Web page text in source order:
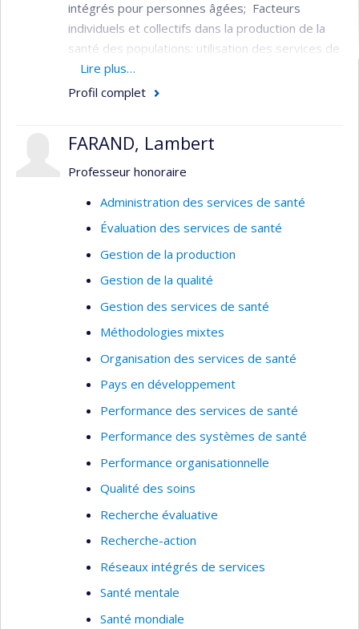
intégrés pour personnes âgées; Facteurs
individuels et collectifs dans la production de la
santé des populations: utilisation des services de
santé, services aux personnes âgées,
financement du système de santé, fragilité chez
Il a été l’un des principaux responsables de la
projet de démonstration d’un système intégré
de services pour les personnes âgées (SIPA).
Lire plus…
Profil complet
FARAND, Lambert
Professeur honoraire
Administration des services de santé
Évaluation des services de santé
Gestion de la production
Gestion de la qualité
Gestion des services de santé
Méthodologies mixtes
Organisation des services de santé
Pays en développement
Performance des services de santé
Performance des systèmes de santé
Performance organisationnelle
Qualité des soins
Recherche évaluative
Recherche-action
Réseaux intégrés de services
Santé mentale
Santé mondiale